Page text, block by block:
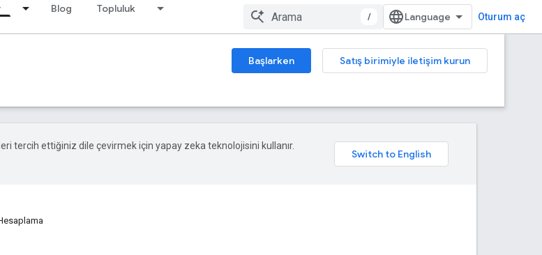
Blog Topluluk
/ Oturum aç
Başlarken
Satış birimiyle iletişim kurun
tercih ettiğiniz dile çevirmek için yapay zeka teknolojisini kullanır.